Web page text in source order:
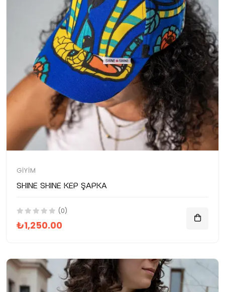
GIYIM
SHINE SHINE Kep Şapka
(0)
₺1,250.00